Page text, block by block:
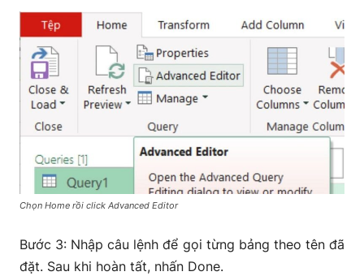
Chọn Home rồi click Advanced Editor
Bước 3: Nhập câu lệnh để gọi từng bảng theo tên đã
đặt. Sau khi hoàn tất, nhấn Done.